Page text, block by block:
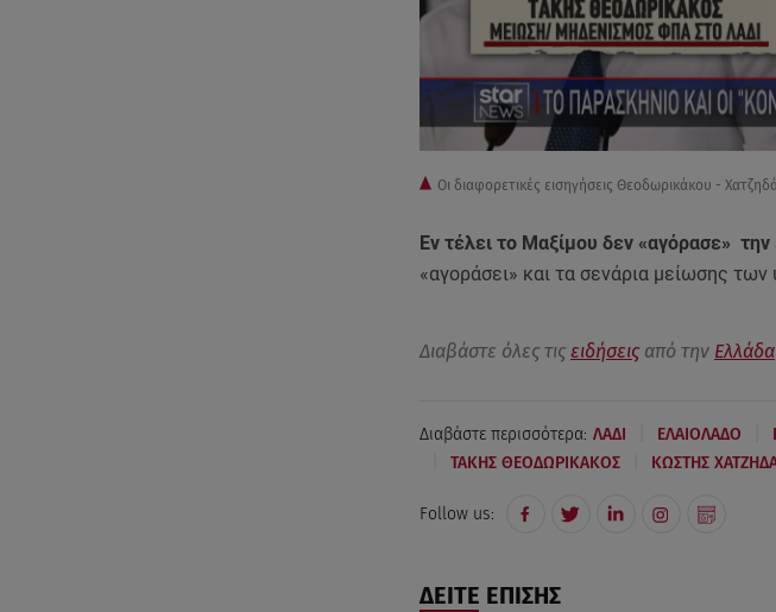
Οι διαφορετικές εισηγήσεις Θεοδωρικάκου -
Εν τέλει το Μαξίμου δεν «αγόρασε» την
«αγοράσει» και τα σενάρια μείωσης
Διαβάστε όλες τις ειδήσειςαπό την Ελλάδα
Διαβάστε περισσότερα: ΛΑΔΙ ΕΛΑΙΟΛΑΔΟ
ΤΑΚΗΣ ΘΕΟΔΩΡΙΚΑΚΟΣ ΚΩΣΤΗΣ
Follow us:
ΔΕΙΤΕ ΕΠΙΣΗΣ